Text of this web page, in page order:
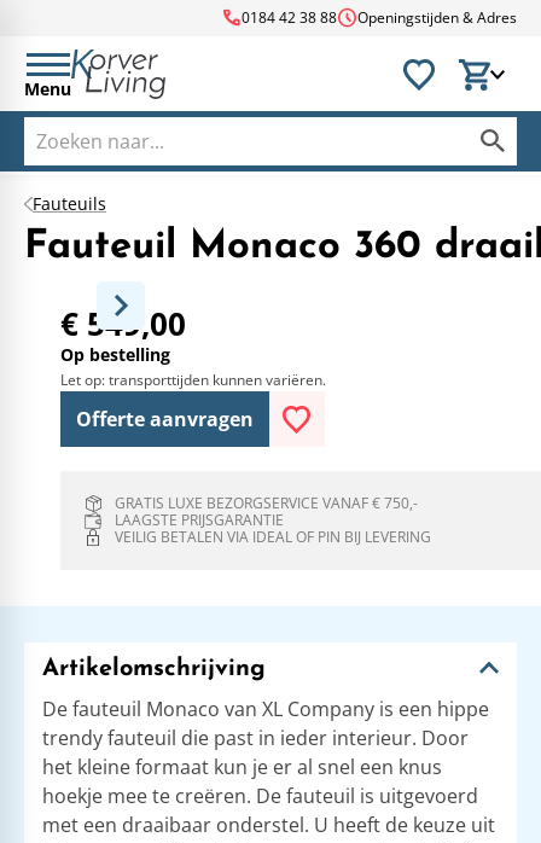
call0184 42 38 88scheduleOpeningstijden & Adres
Menu
Fauteuils
Fauteuil Monaco 360
€ 549,00
Op bestelling
Let op: transporttijden kunnen variëren.
Offerte aanvragen
GRATIS LUXE BEZORGSERVICE VANAF € 750,-
LAAGSTE PRIJSGARANTIE
VEILIG BETALEN VIA IDEAL OF PIN BIJ LEVERING
Artikelomschrijving
De fauteuil Monaco van XL Company is een hippe
trendy fauteuil die past in ieder interieur. Door
het kleine formaat kun je er al snel een knus
hoekje mee te creëren. De fauteuil is uitgevoerd
met een draaibaar onderstel. U heeft de keuze uit